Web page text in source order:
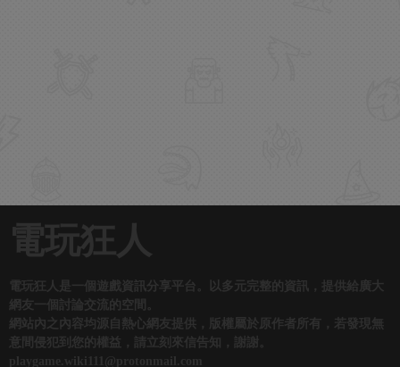
電玩狂人
電玩狂人是一個遊戲資訊分享平台。以多元完整的資訊，提供給廣大
網友一個討論交流的空間。
網站內之內容均源自熱心網友提供，版權屬於原作者所有，若發現無
意間侵犯到您的權益，請立刻來信告知，謝謝。
playgame.wiki111@protonmail.com